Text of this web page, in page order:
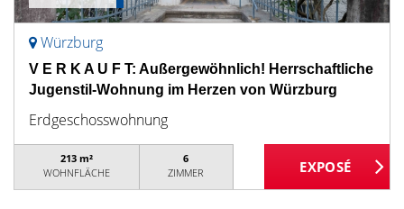
Würzburg
V E R K A U F T: Außergewöhnlich! Herrschaftliche
Jugenstil-Wohnung im Herzen von Würzburg
Erdgeschosswohnung
213 m²
WOHNFLÄCHE
6
ZIMMER